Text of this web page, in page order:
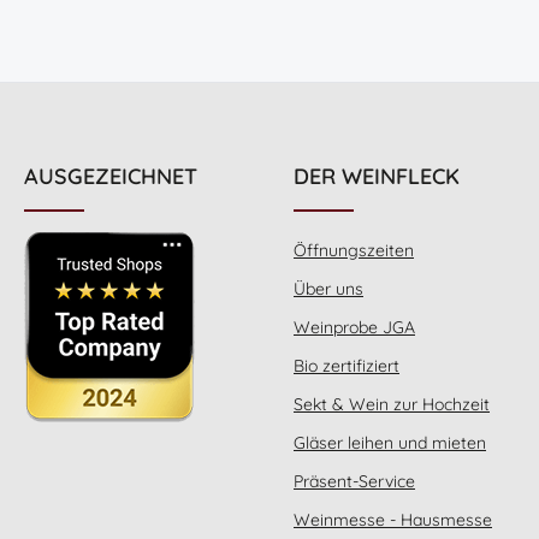
AUSGEZEICHNET DER WEINFLECK
Öffnungszeiten
Über uns
Weinprobe JGA
Bio zertifiziert
Sekt & Wein zur Hochzeit
Gläser leihen und mieten
Präsent-Service
Weinmesse - Hausmesse